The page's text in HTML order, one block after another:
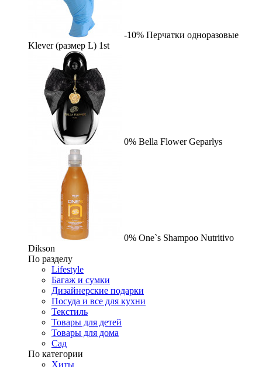
-10% Перчатки одноразовые
Klever (размер L) 1st
0% Bella Flower Geparlys
0% One`s Shampoo Nutritivo
Dikson
По разделу
Lifestyle
Багаж и сумки
Дизайнерские подарки
Посуда и все для кухни
Текстиль
Товары для детей
Товары для дома
Сад
По категории
Хиты